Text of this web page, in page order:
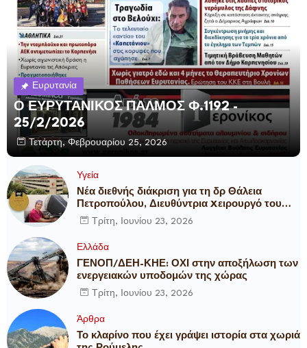
Ευρυτανία
Ο ΕΥΡΥΤΑΝΙΚΟΣ ΠΑΛΜΟΣ Φ.1192 -
25/2/2026
Τετάρτη, Φεβρουαρίου 25, 2026
Υγεία
Νέα διεθνής διάκριση για τη δρ Θάλεια
Πετροπούλου, Διευθύντρια Xειρουργό του
Metropolitan General
Τρίτη, Ιουνίου 23, 2026
Ελλάδα
ΓΕΝΟΠ/ΔΕΗ-ΚΗΕ: ΟΧΙ στην αποξήλωση των
ενεργειακών υποδομών της χώρας
Τρίτη, Ιουνίου 23, 2026
Άρθρα
Το κλαρίνο που έχει γράψει ιστορία στα χωριά